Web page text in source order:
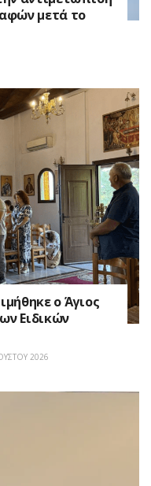
μετά το
ο Άγιος
Ειδικών
2026